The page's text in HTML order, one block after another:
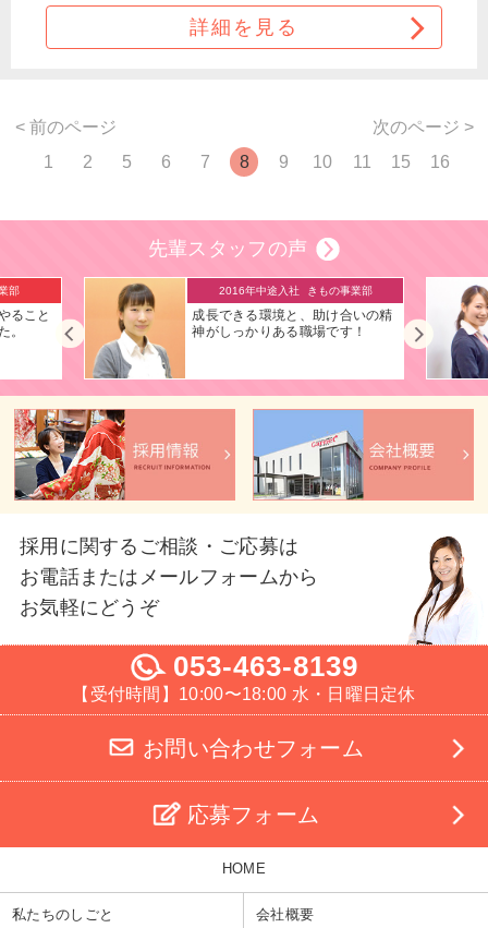
詳細を見る
< 前のページ
次のページ >
1
2 5 6 7 8 9 10 11 15 16
先輩スタッフの声
業部
いの精
！
2016年入社 フォト事業部
接客を通じて、人を思いやること
ができるようになりました。
採用に関するご相談・ご応募は
お電話またはメールフォームから
お気軽にどうぞ
053-463-8139
【受付時間】10:00〜18:00 水・日曜日定休
お問い合わせフォーム
応募フォーム
HOME
私たちのしごと 会社概要